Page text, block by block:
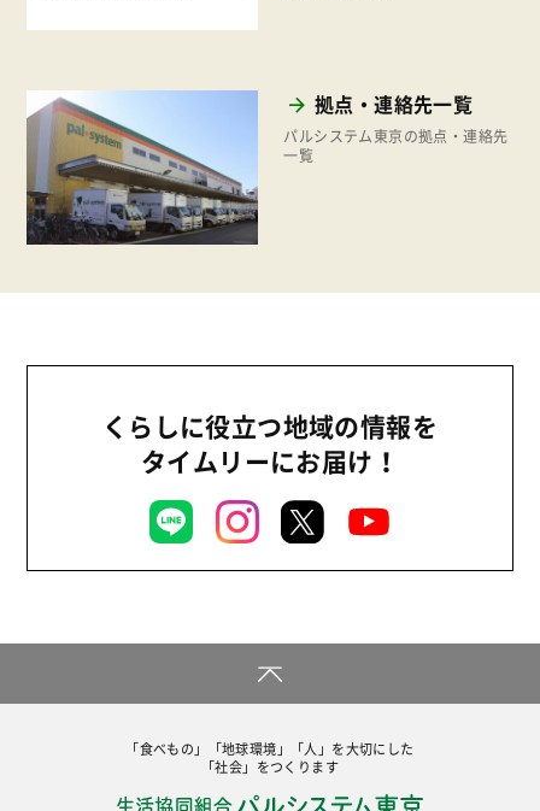
拠点・連絡先一覧
パルシステム東京の拠点・連絡先
一覧
くらしに役立つ地域の情報を
タイムリーにお届け！
「食べもの」「地球環境」「人」を大切にした
「社会」をつくります